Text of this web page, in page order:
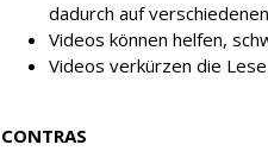
dadurch auf
Videos können helfen,
Videos verkürzen die
CONTRAS